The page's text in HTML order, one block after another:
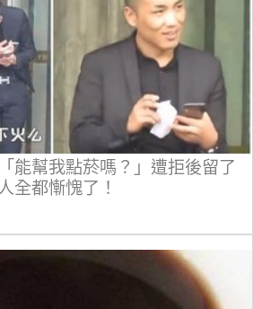
能幫我點菸嗎？」遭拒後留了
全都慚愧了！